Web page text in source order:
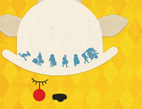
PRZYGODY KOZIOŁKA MATOŁKA
2023